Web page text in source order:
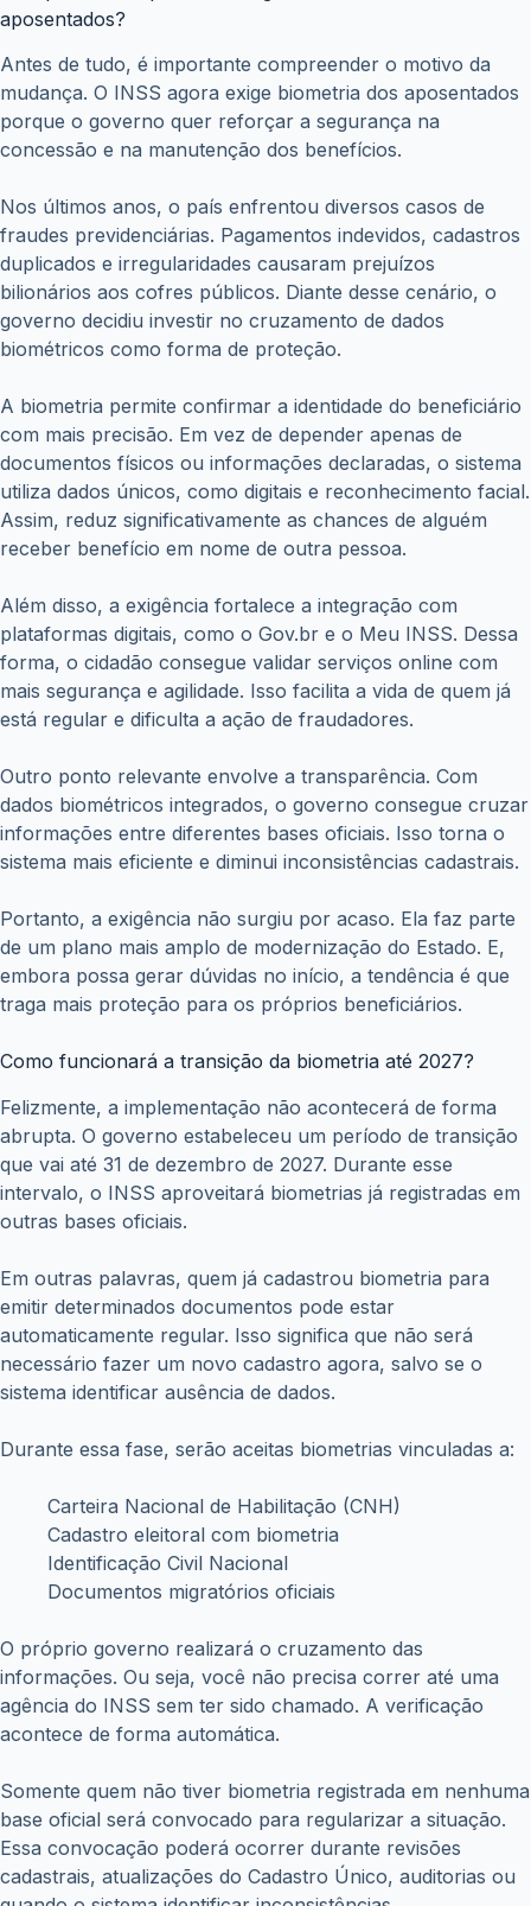
aposentados?
Antes de tudo, é importante compreender o motivo da
mudança. O INSS agora exige biometria dos aposentados
porque o governo quer reforçar a segurança na
concessão e na manutenção dos benefícios.
Nos últimos anos, o país enfrentou diversos casos de
fraudes previdenciárias. Pagamentos indevidos, cadastros
duplicados e irregularidades causaram prejuízos
bilionários aos cofres públicos. Diante desse cenário, o
governo decidiu investir no cruzamento de dados
biométricos como forma de proteção.
A biometria permite confirmar a identidade do beneficiário
com mais precisão. Em vez de depender apenas de
documentos físicos ou informações declaradas, o sistema
utiliza dados únicos, como digitais e reconhecimento facial.
Assim, reduz significativamente as chances de alguém
receber benefício em nome de outra pessoa.
Além disso, a exigência fortalece a integração com
plataformas digitais, como o Gov.br e o Meu INSS. Dessa
forma, o cidadão consegue validar serviços online com
mais segurança e agilidade. Isso facilita a vida de quem já
está regular e dificulta a ação de fraudadores.
Outro ponto relevante envolve a transparência. Com
dados biométricos integrados, o governo consegue cruzar
informações entre diferentes bases oficiais. Isso torna o
sistema mais eficiente e diminui inconsistências cadastrais.
Portanto, a exigência não surgiu por acaso. Ela faz parte
de um plano mais amplo de modernização do Estado. E,
embora possa gerar dúvidas no início, a tendência é que
traga mais proteção para os próprios beneficiários.
Como funcionará a transição da biometria até 2027?
Felizmente, a implementação não acontecerá de forma
abrupta. O governo estabeleceu um período de transição
que vai até 31 de dezembro de 2027. Durante esse
intervalo, o INSS aproveitará biometrias já registradas em
outras bases oficiais.
Em outras palavras, quem já cadastrou biometria para
emitir determinados documentos pode estar
automaticamente regular. Isso significa que não será
necessário fazer um novo cadastro agora, salvo se o
sistema identificar ausência de dados.
Durante essa fase, serão aceitas biometrias vinculadas a:
Carteira Nacional de Habilitação (CNH)
Cadastro eleitoral com biometria
Identificação Civil Nacional
Documentos migratórios oficiais
O próprio governo realizará o cruzamento das
informações. Ou seja, você não precisa correr até uma
agência do INSS sem ter sido chamado. A verificação
acontece de forma automática.
Somente quem não tiver biometria registrada em nenhuma
base oficial será convocado para regularizar a situação.
Essa convocação poderá ocorrer durante revisões
cadastrais, atualizações do Cadastro Único, auditorias ou